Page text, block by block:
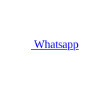
Whatsapp